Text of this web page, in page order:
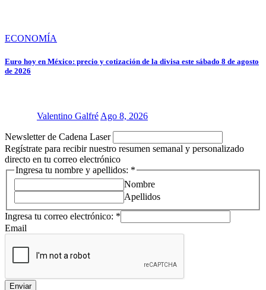
ECONOMÍA
Euro hoy en México: precio y cotización de la divisa este sábado 8 de agosto
de 2026
Valentino Galfré Ago 8, 2026
Newsletter de Cadena Laser
Regístrate para recibir nuestro resumen semanal y personalizado
directo en tu correo electrónico
Ingresa tu nombre y apellidos: *
Nombre
Apellidos
Ingresa
Newsletter
Cadena
Ingresa tu correo electrónico: *
Email
Enviar